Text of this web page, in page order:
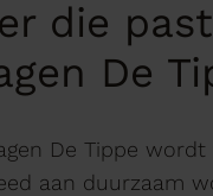
die
De
De Tippe wordt
aan duurzaam